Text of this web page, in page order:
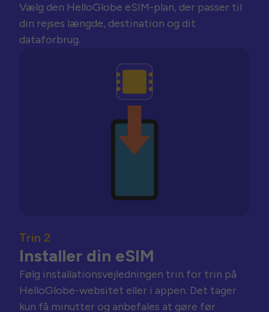
Vælg den HelloGlobe eSIM-plan, der passer til
din rejses længde, destination og dit
dataforbrug.
Trin 2
Installer din eSIM
Følg installationsvejledningen trin for trin på
HelloGlobe-websitet eller i appen. Det tager
kun få minutter og anbefales at gøre før